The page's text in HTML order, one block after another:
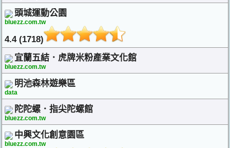
頭城運動公園
bluezz.com.tw
4.4 (1718)
宜蘭五結．虎牌米粉產業文化館
bluezz.com.tw
明池森林遊樂區
data
陀陀螺．指尖陀螺館
bluezz.com.tw
中興文化創意園區
bluezz.com.tw